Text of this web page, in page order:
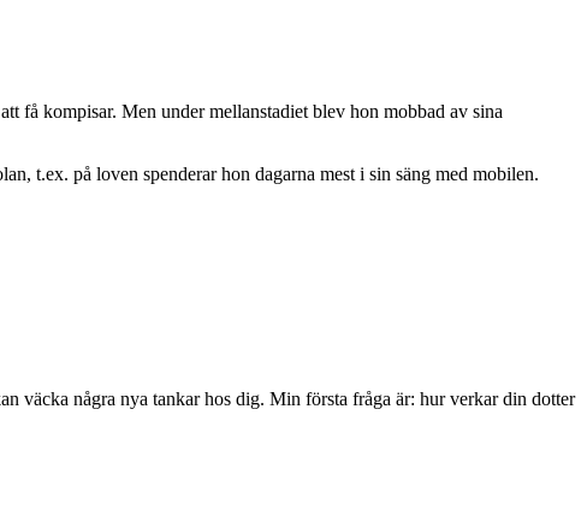
få kompisar. Men under mellanstadiet blev hon mobbad av sina
t.ex. på loven spenderar hon dagarna mest i sin säng med mobilen.
väcka några nya tankar hos dig. Min första fråga är: hur verkar din dotter